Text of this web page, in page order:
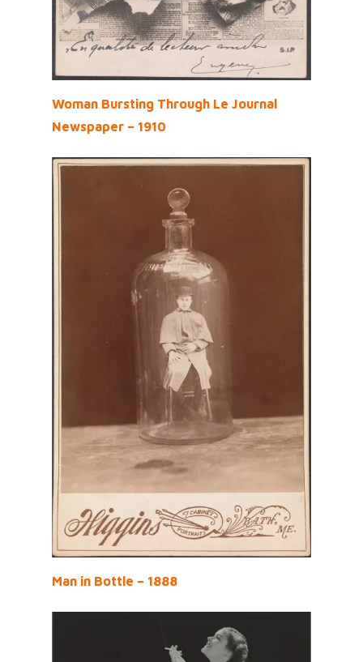
Woman Bursting Through Le Journal
Newspaper – 1910
Man in Bottle – 1888